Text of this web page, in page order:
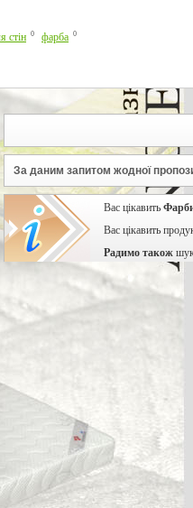
стін 0 фарба 0
За даним запитом жодної
Вас цікавить
Вас цікавить
Радимо також